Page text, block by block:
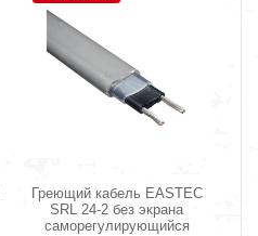
Греющий кабель EASTEC
SRL 24-2 без экрана
саморегулирующийся